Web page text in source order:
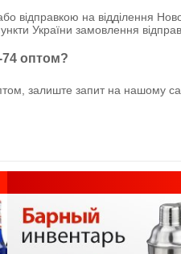
відправкою на відділення
України замовлення
оптом?
залиште запит на нашому